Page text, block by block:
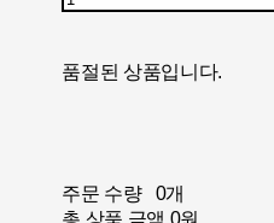
품절된 상품입니다.
주문 수량
0개